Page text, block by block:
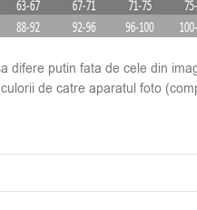
difere putin fata de cele din
de catre aparatul foto